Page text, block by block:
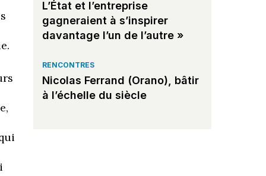
L’État et l’entreprise
gagneraient à s’inspirer
davantage l’un de l’autre »
RENCONTRES
Nicolas Ferrand (Orano), bâtir
à l’échelle du siècle